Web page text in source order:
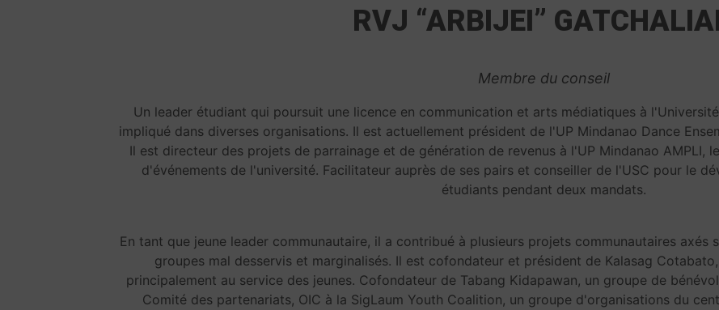
RVJ “ARBIJEI”
Membre du conseil
Un leader étudiant qui poursuit une licence en communication et arts médiatiques à
impliqué dans diverses organisations. Il est actuellement président de l'UP Mindanao Dance
Il est directeur des projets de parrainage et de génération de revenus à l'UP Mindanao AMPLI,
d'événements de l'université. Facilitateur auprès de ses pairs et conseiller de l'USC pour le
étudiants pendant deux mandats.
En tant que jeune leader communautaire, il a contribué à plusieurs projets communautaires axés
groupes mal desservis et marginalisés. Il est cofondateur et président de Kalasag
principalement au service des jeunes. Cofondateur de Tabang Kidapawan, un groupe de
Comité des partenariats, OIC à la SigLaum Youth Coalition, un groupe d'organisations du